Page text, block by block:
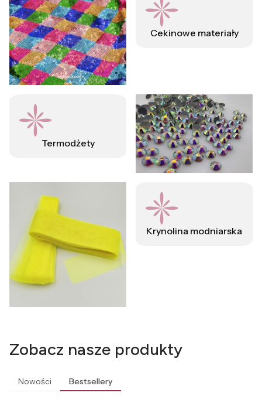
Cekinowe materiały
Termodżety
Krynolina modniarska
Zobacz nasze produkty
Nowości Bestsellery